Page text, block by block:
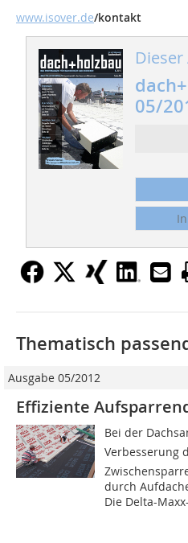
www.isover.de/kontakt
05/
Thematisch
Ausgabe 05/2012
Effiziente
Bei der
Verbesserung
durch
Die Delta-